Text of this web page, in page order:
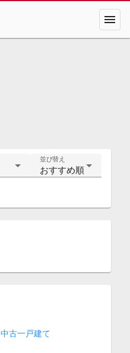
menu
並び替え
おすすめ順
中古一戸建て